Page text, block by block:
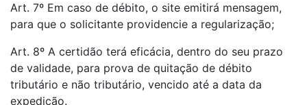
Art. 7º Em caso de débito, o site emitirá mensagem,
para que o solicitante providencie a regularização;
Art. 8º A certidão terá eficácia, dentro do seu prazo
de validade, para prova de quitação de débito
tributário e não tributário, vencido até a data da
expedição.